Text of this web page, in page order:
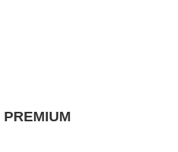
PREMIUM